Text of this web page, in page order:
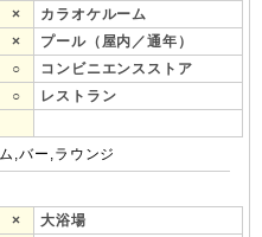
×
カラオケルーム
×
プール（屋内／通年）
○
コンビニエンスストア
○
レストラン
,バー,ラウンジ
×
大浴場